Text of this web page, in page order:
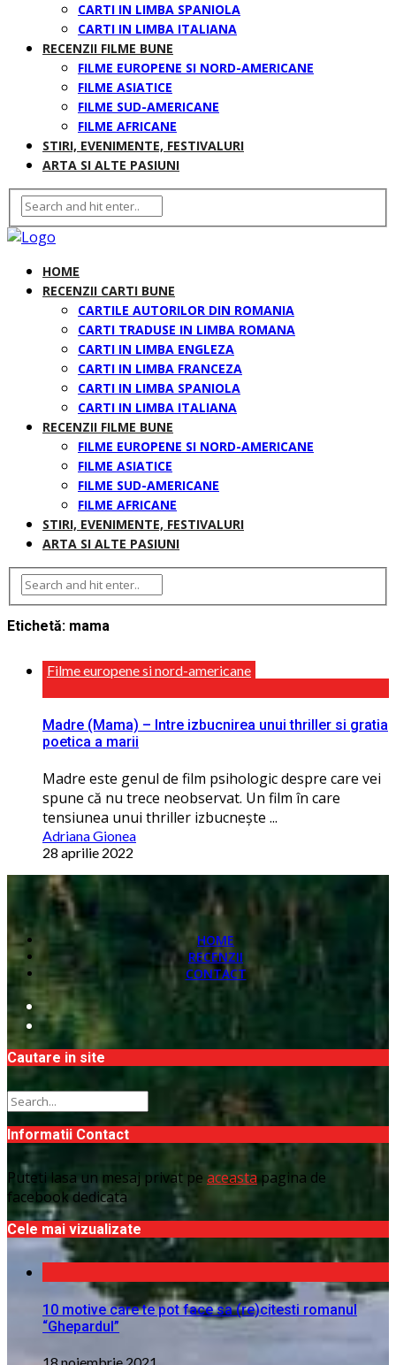
CARTI IN LIMBA SPANIOLA
CARTI IN LIMBA ITALIANA
RECENZII FILME BUNE
FILME EUROPENE SI NORD-AMERICANE
FILME ASIATICE
FILME SUD-AMERICANE
FILME AFRICANE
STIRI, EVENIMENTE, FESTIVALURI
ARTA SI ALTE PASIUNI
HOME
RECENZII CARTI BUNE
CARTILE AUTORILOR DIN ROMANIA
CARTI TRADUSE IN LIMBA ROMANA
CARTI IN LIMBA ENGLEZA
CARTI IN LIMBA FRANCEZA
CARTI IN LIMBA SPANIOLA
CARTI IN LIMBA ITALIANA
RECENZII FILME BUNE
FILME EUROPENE SI NORD-AMERICANE
FILME ASIATICE
FILME SUD-AMERICANE
FILME AFRICANE
STIRI, EVENIMENTE, FESTIVALURI
ARTA SI ALTE PASIUNI
Etichetă: mama
Filme europene si nord-americane
Madre (Mama) – Intre izbucnirea unui thriller si gratia
poetica a marii
Madre este genul de film psihologic despre care vei
spune că nu trece neobservat. Un film în care
tensiunea unui thriller izbucnește ...
Adriana Gionea
28 aprilie 2022
HOME
RECENZII
CONTACT
Cautare in site
Informatii Contact
Puteti lasa un mesaj privat pe aceasta pagina de
facebook dedicata
Cele mai vizualizate
10 motive care te pot face sa (re)citesti romanul
“Ghepardul”